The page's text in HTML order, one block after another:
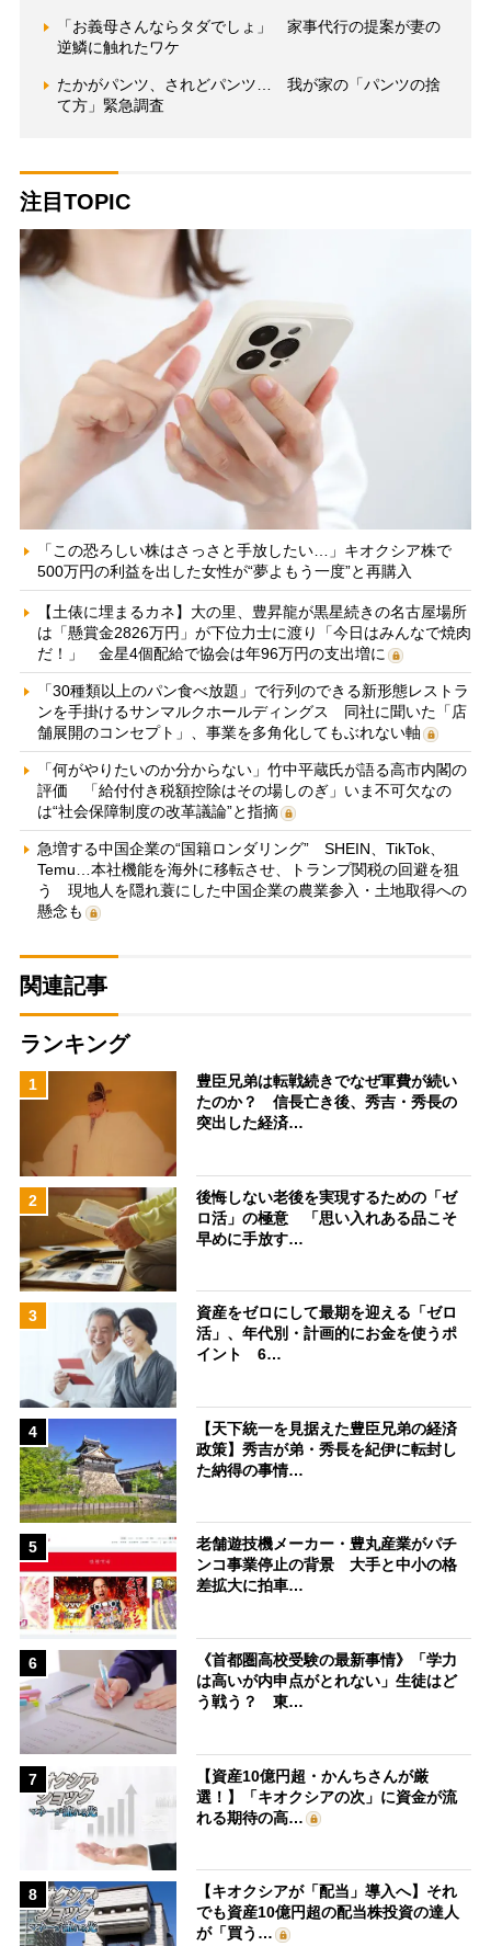
「お義母さんならタダでしょ」 家事代行の提案が妻の
逆鱗に触れたワケ
たかがパンツ、されどパンツ… 我が家の「パンツの捨
て方」緊急調査
注目TOPIC
「この恐ろしい株はさっさと手放したい…」キオクシア株で
500万円の利益を出した女性が“夢よもう一度”と再購入
【土俵に埋まるカネ】大の里、豊昇龍が黒星続きの名古屋場所
は「懸賞金2826万円」が下位力士に渡り「今日はみんなで焼肉
だ！」 金星4個配給で協会は年96万円の支出増に
「30種類以上のパン食べ放題」で行列のできる新形態レストラ
ンを手掛けるサンマルクホールディングス 同社に聞いた「店
舗展開のコンセプト」、事業を多角化してもぶれない軸
「何がやりたいのか分からない」竹中平蔵氏が語る高市内閣の
評価 「給付付き税額控除はその場しのぎ」いま不可欠なの
は“社会保障制度の改革議論”と指摘
急増する中国企業の“国籍ロンダリング” SHEIN、TikTok、
Temu…本社機能を海外に移転させ、トランプ関税の回避を狙
う 現地人を隠れ蓑にした中国企業の農業参入・土地取得への
懸念も
関連記事
ランキング
1
豊臣兄弟は転戦続きでなぜ軍費が続い
たのか？ 信長亡き後、秀吉・秀長の
突出した経済…
2
後悔しない老後を実現するための「ゼ
ロ活」の極意 「思い入れある品こそ
早めに手放す…
3
資産をゼロにして最期を迎える「ゼロ
活」、年代別・計画的にお金を使うポ
イント 6…
4
【天下統一を見据えた豊臣兄弟の経済
政策】秀吉が弟・秀長を紀伊に転封し
た納得の事情…
5
老舗遊技機メーカー・豊丸産業がパチ
ンコ事業停止の背景 大手と中小の格
差拡大に拍車…
6
《首都圏高校受験の最新事情》「学力
は高いが内申点がとれない」生徒はど
う戦う？ 東…
7
【資産10億円超・かんちさんが厳
選！】「キオクシアの次」に資金が流
れる期待の高…
8
【キオクシアが「配当」導入へ】それ
でも資産10億円超の配当株投資の達人
が「買う…